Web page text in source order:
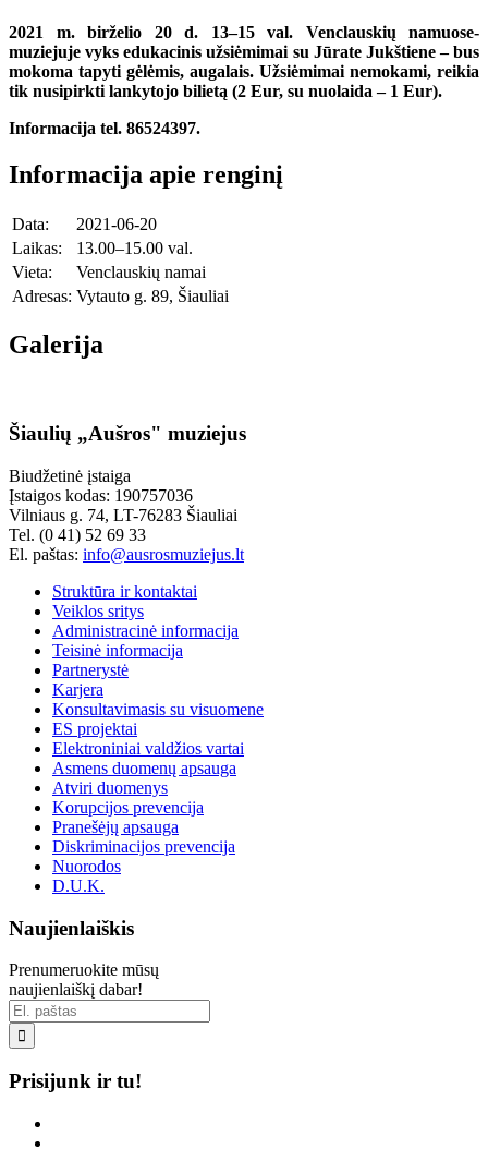
2021 m. birželio 20 d. 13–15 val. Venclauskių namuose-
muziejuje vyks edukacinis užsiėmimai su Jūrate Jukštiene – bus
mokoma tapyti gėlėmis, augalais. Užsiėmimai nemokami, reikia
tik nusipirkti lankytojo bilietą (2 Eur, su nuolaida – 1 Eur).
Informacija tel. 86524397.
Informacija apie renginį
Data:
2021-06-20
Laikas:
13.00–15.00 val.
Vieta:
Venclauskių namai
Adresas: Vytauto g. 89, Šiauliai
Galerija
Šiaulių „Aušros" muziejus
Biudžetinė įstaiga
Įstaigos kodas: 190757036
Vilniaus g. 74, LT-76283 Šiauliai
Tel. (0 41) 52 69 33
El. paštas: info@ausrosmuziejus.lt
Struktūra ir kontaktai
Veiklos sritys
Administracinė informacija
Teisinė informacija
Partnerystė
Karjera
Konsultavimasis su visuomene
ES projektai
Elektroniniai valdžios vartai
Asmens duomenų apsauga
Atviri duomenys
Korupcijos prevencija
Pranešėjų apsauga
Diskriminacijos prevencija
Nuorodos
D.U.K.
Naujienlaiškis
Prenumeruokite mūsų
naujienlaiškį dabar!

Prisijunk ir tu!